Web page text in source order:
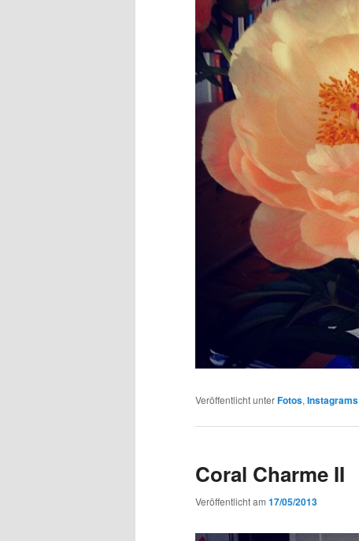
Veröffentlicht unterFotos, Instagrams
Coral Charme II
Veröffentlicht am 17/05/2013